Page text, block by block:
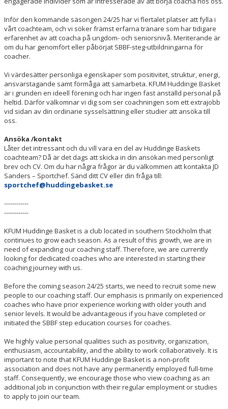
Inför den kommande säsongen 24/25 har vi flertalet platser att fylla i
vårt coachteam, och vi söker främst erfarna tränare som har tidigare
erfarenhet av att coacha på ungdom- och seniorsnivå. Meriterande är
om du har genomfört eller påbörjat SBBF-steg-utbildningarna för
coacher.
Vi värdesätter personliga egenskaper som positivitet, struktur, energi,
ansvarstagande samt förmåga att samarbeta. KFUM Huddinge Basket
är i grunden en ideell förening och har ingen fast anställd personal på
heltid. Därför välkomnar vi dig som ser coachningen som ett extrajobb
vid sidan av din ordinarie sysselsättning eller studier att ansöka till
oss.
Ansöka /kontakt
Låter det intressant och du vill vara en del av Huddinge Baskets
coachteam? Då är det dags att skicka in din ansökan med personligt
brev och CV. Om du har några frågor är du välkommen att kontakta JD
Sanders – Sportchef. Sänd ditt CV eller din fråga till:
sportchef@huddingebasket.se
------------
------------
KFUM Huddinge Basket is a club located in southern Stockholm that
continues to grow each season. As a result of this growth, we are in
need of expanding our coaching staff. Therefore, we are currently
looking for dedicated coaches who are interested in starting their
coaching journey with us.
Before the coming season 24/25 starts, we need to recruit some new
people to our coaching staff. Our emphasis is primarily on experienced
coaches who have prior experience working with older youth and
senior levels. It would be advantageous if you have completed or
initiated the SBBF step education courses for coaches.
We highly value personal qualities such as positivity, organization,
enthusiasm, accountability, and the ability to work collaboratively. It is
important to note that KFUM Huddinge Basket is a non-profit
association and does not have any permanently employed full-time
staff. Consequently, we encourage those who view coaching as an
additional job in conjunction with their regular employment or studies
to apply to join our team.